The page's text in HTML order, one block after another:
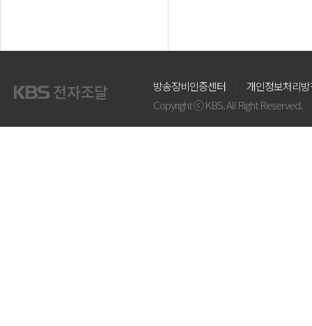
방송장비인증센터
개인정보처리
Copyright ⓒ KBS. All Right Reserved.